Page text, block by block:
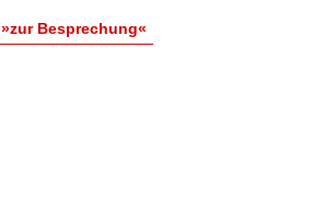
»zur Besprechung«